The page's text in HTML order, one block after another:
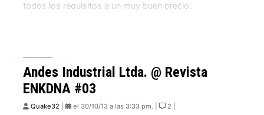
todos los requisitos a un muy buen precio.
Andes Industrial Ltda. @ Revista
ENKDNA #03
Quake32 el 30/10/13 a las 3:33 pm. | 2 |